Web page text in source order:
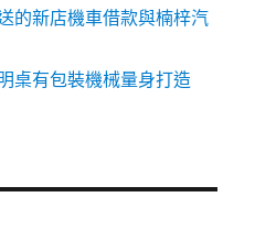
的新店機車借款與楠梓汽
桌有包裝機械量身打造